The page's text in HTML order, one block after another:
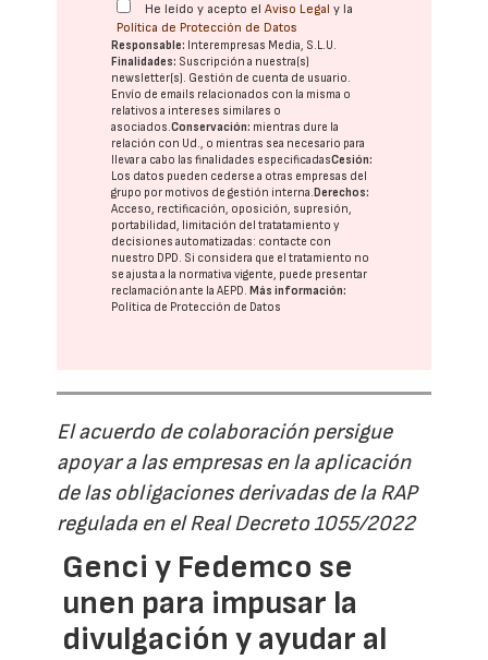
He leído y acepto elAviso Legal y la
Política de Protección de Datos
Responsable: Interempresas Media, S.L.U.
Finalidades: Suscripción a nuestra(s)
newsletter(s). Gestión de cuenta de usuario.
Envío de emails relacionados con la misma o
relativos a intereses similares o
asociados.Conservación: mientras dure la
relación con Ud., o mientras sea necesario para
llevar a cabo las finalidades especificadasCesión:
Los datos pueden cederse a otras empresas del
grupo por motivos de gestión interna. Derechos:
Acceso, rectificación, oposición, supresión,
portabilidad, limitación del tratatamiento y
decisiones automatizadas: contacte con
nuestro DPD. Si considera que el tratamiento no
se ajusta a la normativa vigente, puede presentar
reclamación ante laAEPD. Más información:
Política de Protección de Datos
El acuerdo de colaboración persigue
apoyar a las empresas en la aplicación
de las obligaciones derivadas de la RAP
regulada en el Real Decreto 1055/2022
Genci y Fedemco se
unen para impusar la
divulgación y ayudar al